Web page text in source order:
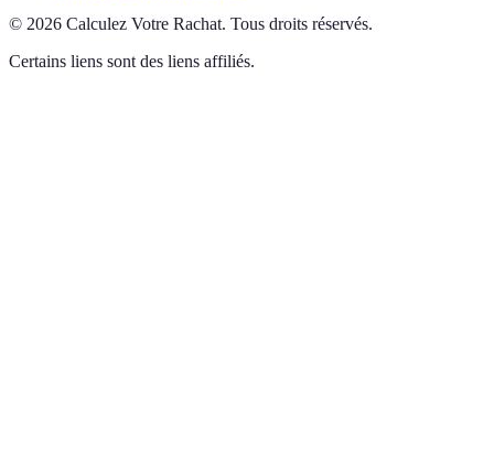
© 2026 Calculez Votre Rachat. Tous droits réservés.
Certains liens sont des liens affiliés.